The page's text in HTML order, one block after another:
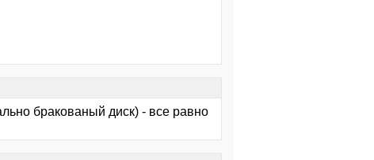
бракованый диск) - все равно